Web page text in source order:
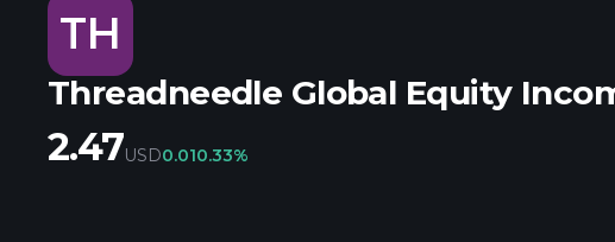
TH
Threadneedle Global Equity
2.47USD0.010.33%